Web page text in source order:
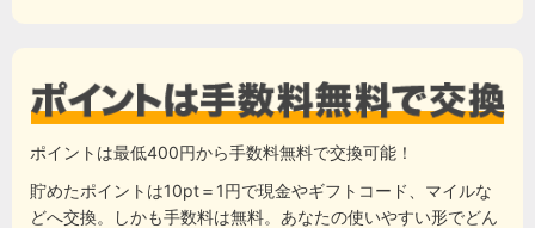
ポイントは最低400円から手数料無料で交換可能！
貯めたポイントは10pt＝1円で現金やギフトコード、マイルな
どへ交換。しかも手数料は無料。あなたの使いやすい形でどん